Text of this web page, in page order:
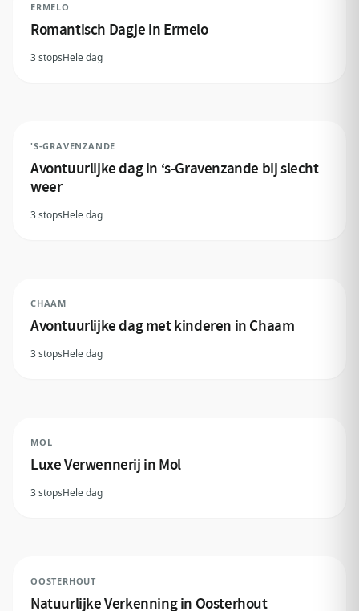
ERMELO
Romantisch Dagje in Ermelo
3 stopsHele dag
'S-GRAVENZANDE
Avontuurlijke dag in ‘s-Gravenzande bij slecht
weer
3 stopsHele dag
CHAAM
Avontuurlijke dag met kinderen in Chaam
3 stopsHele dag
MOL
Luxe Verwennerij in Mol
3 stopsHele dag
OOSTERHOUT
Natuurlijke Verkenning in Oosterhout